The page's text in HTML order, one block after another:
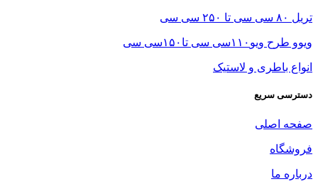
تریل ۸۰ سی سی تا ۲۵۰ سی سی
ویوو طرح ویو۱۱۰سی سی تا۱۵۰سی سی
انواع باطری و لاستیک
دسترسی سریع
صفحه اصلی
فروشگاه
درباره ما